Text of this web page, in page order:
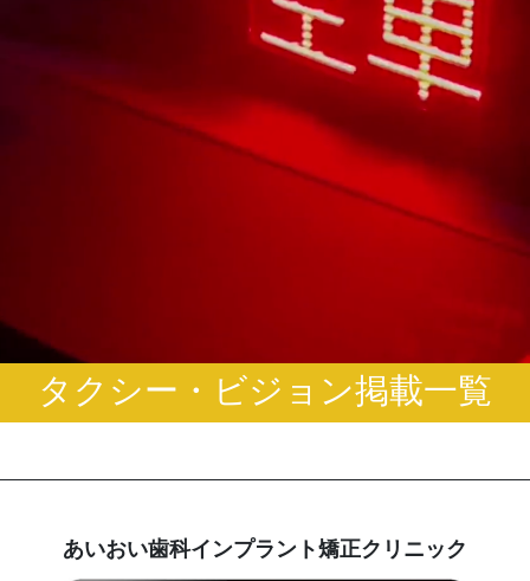
タクシー・ビジョン掲載一覧
あいおい歯科インプラント矯正クリニック